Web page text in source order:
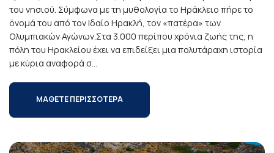
του νησιού. Σύμφωνα με τη μυθολογία το Ηράκλειο πήρε το
όνομά του από τον Ιδαίο Ηρακλή, τον «πατέρα» των
Ολυμπιακών Αγώνων.Στα 3.000 περίπου χρόνια ζωής της, η
πόλη του Ηρακλείου έχει να επιδείξει μια πολυτάραχη ιστορία
με κύρια αναφορά σ...
ΜΑΘΕΤΕ ΠΕΡΙΣΣΟΤΕΡΑ